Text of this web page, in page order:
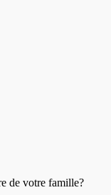
de votre famille?